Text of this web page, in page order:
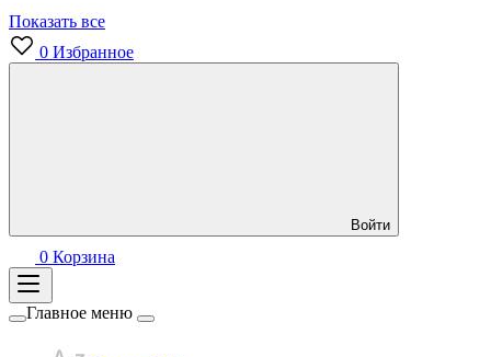
Показать все
0 Избранное
Войти
0 Корзина
Главное меню